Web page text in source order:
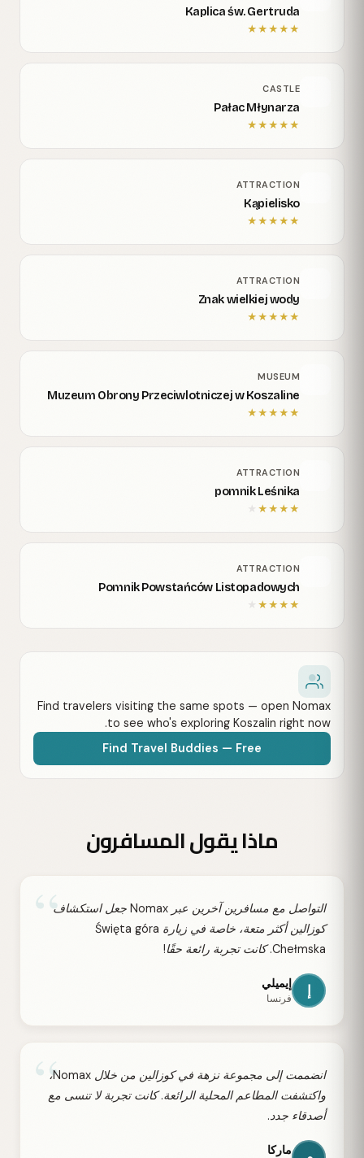
Kaplica św. Gertruda
★
★
★
★
★
CASTLE
Pałac Młynarza
★
★
★
★
★
ATTRACTION
Kąpielisko
★
★
★
★
★
ATTRACTION
Znak wielkiej wody
★
★
★
★
★
MUSEUM
Muzeum Obrony Przeciwlotniczej w Koszaline
★
★
★
★
★
ATTRACTION
pomnik Leśnika
★
★
★
★
★
ATTRACTION
Pomnik Powstańców Listopadowych
★
★
★
★
★
Find travelers visiting the same spots — open Nomax
to see who's exploring Koszalin right now.
Find Travel Buddies — Free
ماذا يقول المسافرون
“التواصل مع مسافرين آخرين عبر Nomax جعل استكشاف
كوزالين أكثر متعة، خاصة في زيارة Święta góra
Chełmska. كانت تجربة رائعة حقًا!
إ إيميلي
فرنسا
“
انضممت إلى مجموعة نزهة في كوزالين من خلال Nomax،
واكتشفت المطاعم المحلية الرائعة. كانت تجربة لا تنسى مع
أصدقاء جدد.
ماركا